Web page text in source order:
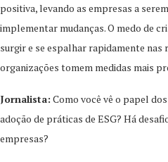
positiva, levando as empresas a
implementar mudanças. O medo de
surgir e se espalhar rapidamente nas
organizações tomem medidas mais
Jornalista: Como você vê o papel
adoção de práticas de ESG? Há
empresas?